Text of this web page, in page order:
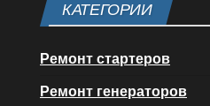
КАТЕГОРИИ
Ремонт стартеров
Ремонт генераторов